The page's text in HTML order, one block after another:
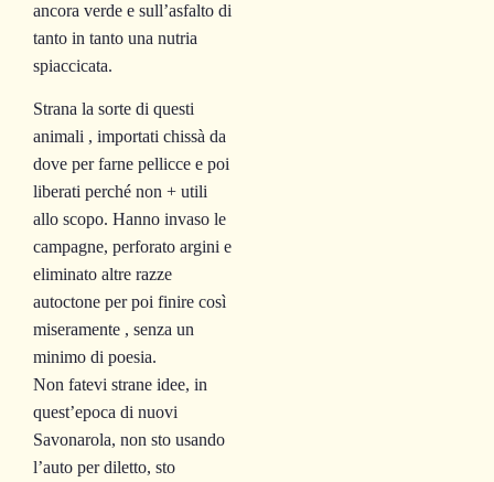
ancora verde e sull’asfalto di
tanto in tanto una nutria
spiaccicata.
Strana la sorte di questi
animali , importati chissà da
dove per farne pellicce e poi
liberati perché non + utili
allo scopo. Hanno invaso le
campagne, perforato argini e
eliminato altre razze
autoctone per poi finire così
miseramente , senza un
minimo di poesia.
Non fatevi strane idee, in
quest’epoca di nuovi
Savonarola, non sto usando
l’auto per diletto, sto